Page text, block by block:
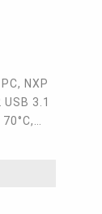
NXP
3.1